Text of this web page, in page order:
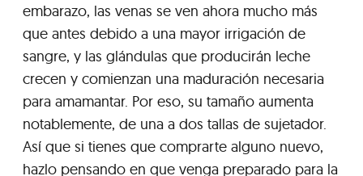
embarazo, las venas se ven ahora mucho más
que antes debido a una mayor irrigación de
sangre, y las glándulas que producirán leche
crecen y comienzan una maduración necesaria
para amamantar. Por eso, su tamaño aumenta
notablemente, de una a dos tallas de sujetador.
Así que si tienes que comprarte alguno nuevo,
hazlo pensando en que venga preparado para la